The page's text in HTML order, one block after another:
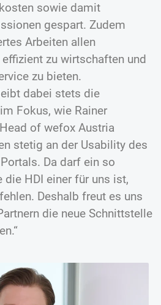
sowie damit
gespart. Zudem
Arbeiten allen
zu wirtschaften und
zu bieten.
dabei stets die
Fokus, wie Rainer
of wefox Austria
stetig an der Usability des
Da darf ein so
die HDI einer für uns ist,
Deshalb freut es uns
die neue Schnittstelle